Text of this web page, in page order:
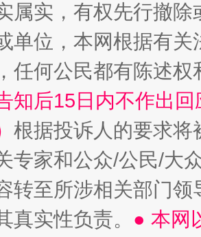
属实，有权先行撤
单位，本网根据有
任何公民都有陈述
知后15日内不作出
根据投诉人的要求将
专家和公众/公民/大
转至所涉相关部门
真实性负责。 ● 本网